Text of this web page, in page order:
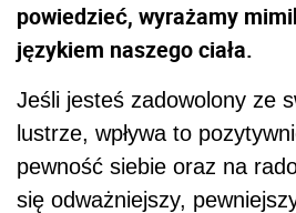
powiedzieć, wyrażamy
językiem naszego ciała.
Jeśli jesteś zadowolony ze
lustrze, wpływa to
pewność siebie oraz na
się odważniejszy,